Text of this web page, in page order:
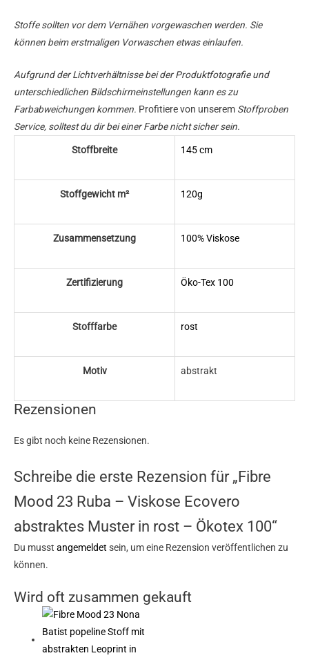
Stoffe sollten vor dem Vernähen vorgewaschen werden. Sie
können beim erstmaligen Vorwaschen etwas einlaufen.
Aufgrund der Lichtverhältnisse bei der Produktfotografie und
unterschiedlichen Bildschirmeinstellungen kann es zu
Farbabweichungen kommen. Profitiere von unserem Stoffproben
Service, solltest du dir bei einer Farbe nicht sicher sein.
Stoffbreite 145 cm
Stoffgewicht m² 120g
Zusammensetzung 100% Viskose
Zertifizierung Öko-Tex 100
Stofffarbe rost
Motiv abstrakt
Rezensionen
Es gibt noch keine Rezensionen.
Schreibe die erste Rezension für „Fibre
Mood 23 Ruba – Viskose Ecovero
abstraktes Muster in rost – Ökotex 100“
Du musst angemeldet sein, um eine Rezension veröffentlichen zu
können.
Wird oft zusammen gekauft